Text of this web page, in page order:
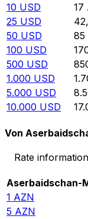
10 USD 17
25 USD
50 USD 85
100 USD
500 USD
1.000 USD
5.000 USD
10.000 USD
Von
Rate
Aserbaidschan-
1 AZN
5 AZN